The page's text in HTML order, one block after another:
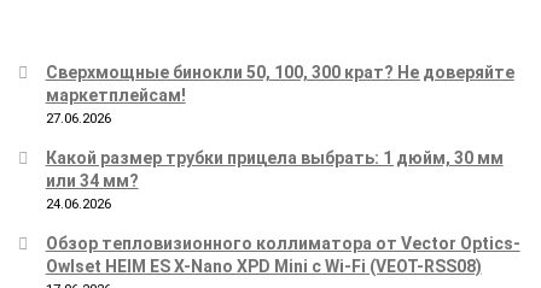
Сверхмощные бинокли 50, 100, 300 крат? Не доверяйте
маркетплейсам!
27.06.2026
Какой размер трубки прицела выбрать: 1 дюйм, 30 мм
или 34 мм?
24.06.2026
Обзор тепловизионного коллиматора от Vector Optics-
Owlset HEIM ES X-Nano XPD Mini с Wi-Fi (VEOT-RSS08)